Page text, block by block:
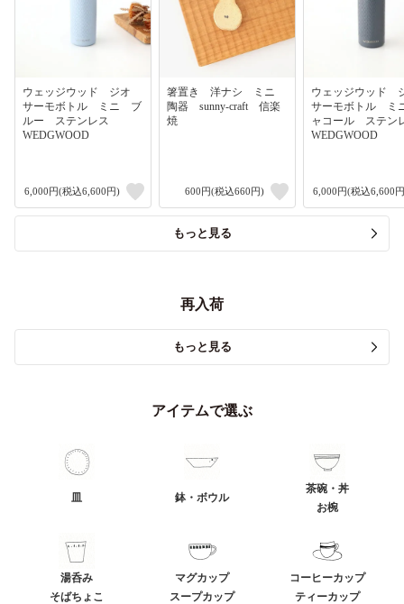
ウェッジウッド ジオ
サーモボトル ミニ ブ
ルー ステンレス
WEDGWOOD
6,000円(税込6,600円)
箸置き 洋ナシ ミニ
陶器 sunny-craft 信楽
焼
600円(税込660円)
ウェッジウッド
サーモボトル
ャコール ステ
WEDGWOOD
6,000円(税込6,600
もっと見る
再入荷
もっと見る
アイテムで選ぶ
皿 鉢・ボウル
茶碗・丼
お椀
湯呑み
そばちょこ
マグカップ
スープカップ
コーヒーカップ
ティーカップ